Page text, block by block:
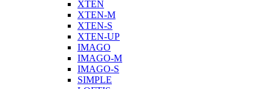
XTEN
XTEN-M
XTEN-S
XTEN-UP
IMAGO
IMAGO-M
IMAGO-S
SIMPLE